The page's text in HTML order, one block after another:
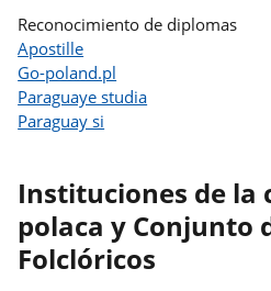
Reconocimiento de diplomas
Apostille
Go-poland.pl
Paraguaye studia
Paraguay si
Instituciones de la
polaca y Conjunto
Folclóricos